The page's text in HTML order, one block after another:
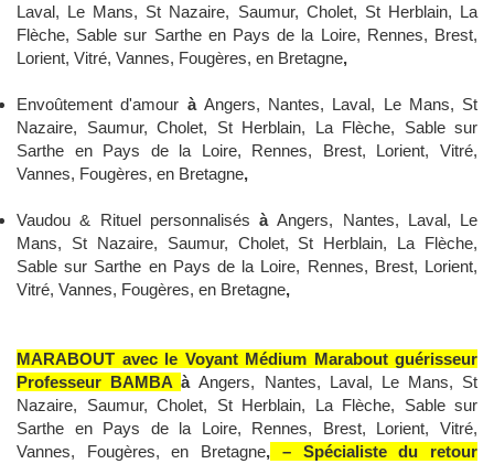
Laval, Le Mans, St Nazaire, Saumur, Cholet, St Herblain, La
Flèche, Sable sur Sarthe en Pays de la Loire, Rennes, Brest,
Lorient, Vitré, Vannes, Fougères, en Bretagne,
Envoûtement d'amour à Angers, Nantes, Laval, Le Mans, St
Nazaire, Saumur, Cholet, St Herblain, La Flèche, Sable sur
Sarthe en Pays de la Loire, Rennes, Brest, Lorient, Vitré,
Vannes, Fougères, en Bretagne,
Vaudou & Rituel personnalisés àAngers, Nantes, Laval, Le
Mans, St Nazaire, Saumur, Cholet, St Herblain, La Flèche,
Sable sur Sarthe en Pays de la Loire, Rennes, Brest, Lorient,
Vitré, Vannes, Fougères, en Bretagne,
MARABOUT avec le Voyant Médium Marabout guérisseur
Professeur BAMBAàAngers, Nantes, Laval, Le Mans, St
Nazaire, Saumur, Cholet, St Herblain, La Flèche, Sable sur
Sarthe en Pays de la Loire, Rennes, Brest, Lorient, Vitré,
Vannes, Fougères, en Bretagne, – Spécialiste du retour